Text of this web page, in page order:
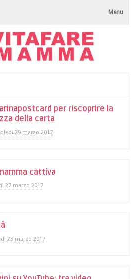
Menu
per riscoprire la
della carta
29 marzo 2017
cattiva
27 marzo 2017
23 marzo 2017